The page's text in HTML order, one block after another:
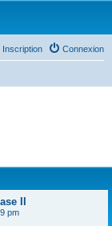
Connexion
Inscription
II
pm